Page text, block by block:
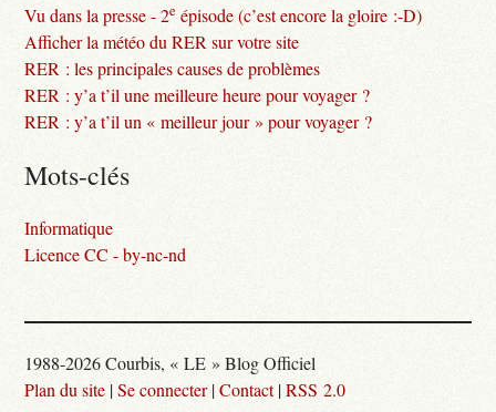
Vu dans la presse - 2e épisode (c’est encore la gloire :-D)
Afficher la météo du RER sur votre site
RER : les principales causes de problèmes
RER : y’a t’il une meilleure heure pour voyager ?
RER : y’a t’il un « meilleur jour » pour voyager ?
Mots-clés
Informatique
Licence CC - by-nc-nd
1988-2026 Courbis, « LE » Blog Officiel
Plan du site |Se connecter|Contact|RSS 2.0